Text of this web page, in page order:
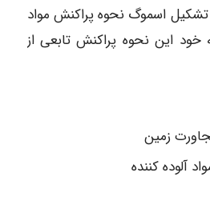
تشکیل اسموگ نحوه پراکنش مواد
خود این نحوه پراکنش تابعی از
زمین
آلوده کننده